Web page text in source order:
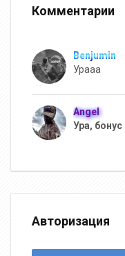
Комментарии
Benjumin
Урааа
Аngel
Ура,
Авторизация